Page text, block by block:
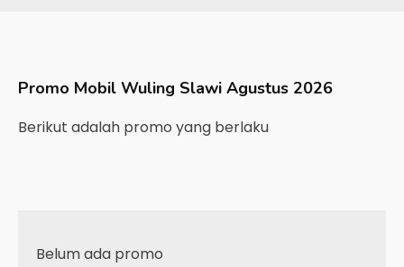
Promo Mobil Wuling Slawi Agustus 2026
Berikut adalah promo yang berlaku
Belum ada promo